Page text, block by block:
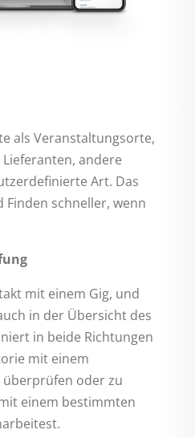
als Veranstaltungsorte,
andere
Art. Das
Finden schneller, wenn
mit einem Gig, und
in der Übersicht des
in beide Richtungen
mit einem
oder zu
einem bestimmten